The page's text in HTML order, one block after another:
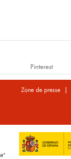
Pinterest
Zone de presse |